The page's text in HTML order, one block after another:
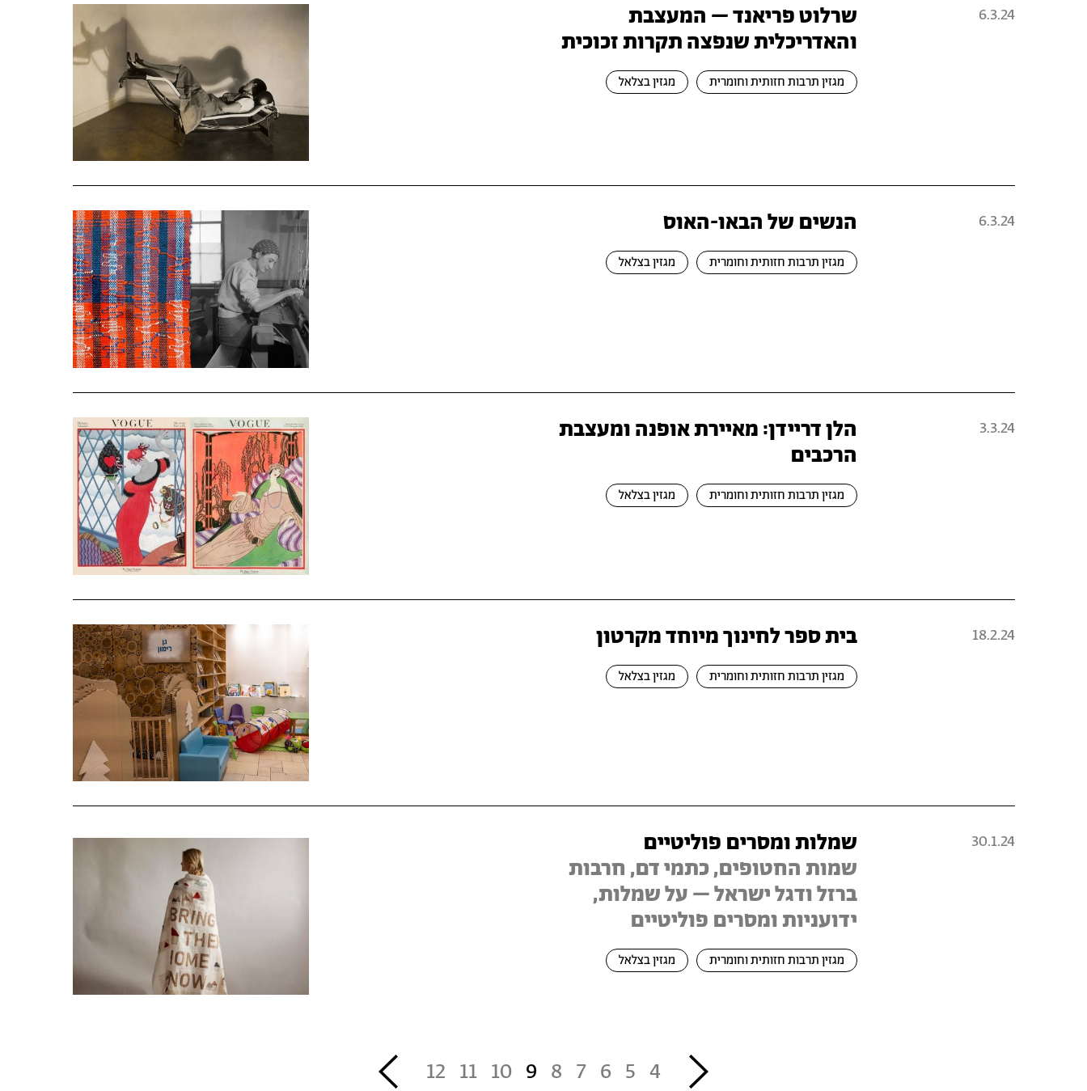
6.3.24
שרלוט פריאנד – המעצבת
והאדריכלית שנפצה תקרות זכוכית
מגזין תרבות חזותית וחומרית מגזין בצלאל
6.3.24 הנשים של הבאו-האוס
מגזין תרבות חזותית וחומרית מגזין בצלאל
3.3.24
הלן דריידן: מאיירת אופנה ומעצבת
הרכבים
מגזין תרבות חזותית וחומרית מגזין בצלאל
18.2.24 בית ספר לחינוך מיוחד מקרטון
מגזין תרבות חזותית וחומרית מגזין בצלאל
30.1.24
שמלות ומסרים פוליטיים
שמות החטופים, כתמי דם, חרבות
ברזל ודגל ישראל – על שמלות,
ידועניות ומסרים פוליטיים
מגזין תרבות חזותית וחומרית מגזין בצלאל
4
5
6
7
8
9
10
11
12
››